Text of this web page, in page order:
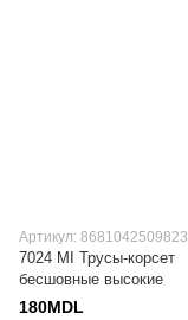
Артикул: 8681042509823
7024 MI Трусы-корсет
бесшовные высокие
180MDL